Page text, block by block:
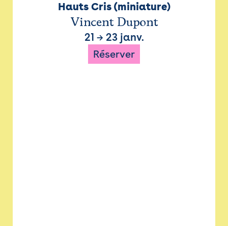
Hauts Cris (miniature)
Vincent Dupont
21 → 23 janv.
Réserver